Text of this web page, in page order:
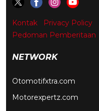
Kontak Privacy Policy
Pedoman Pemberitaan
NETWORK
Otomotifxtra.com
Motorexpertz.com